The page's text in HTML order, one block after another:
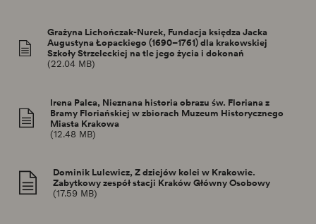
Grażyna Lichończak-Nurek, Fundacja księdza Jacka
Augustyna Łopackiego (1690–1761) dla krakowskiej
Szkoły Strzeleckiej na tle jego życia i dokonań
(22.04 MB)
Irena Palca, Nieznana historia obrazu św. Floriana z
Bramy Floriańskiej w zbiorach Muzeum Historycznego
Miasta Krakowa
(12.48 MB)
Dominik Lulewicz, Z dziejów kolei w Krakowie.
Zabytkowy zespół stacji Kraków Główny Osobowy
(17.59 MB)